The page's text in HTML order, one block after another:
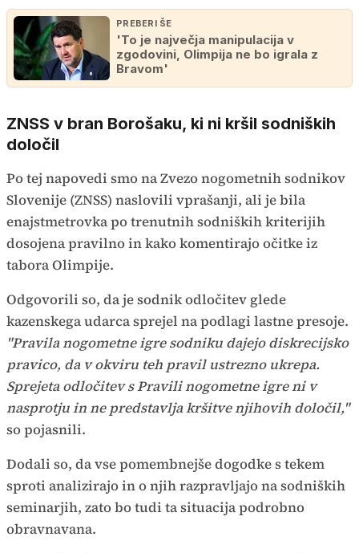
PREBERI ŠE
'To je največja manipulacija v
zgodovini, Olimpija ne bo igrala z
Bravom'
ZNSS v bran Borošaku, ki ni kršil sodniških
določil
Po tej napovedi smo na Zvezo nogometnih sodnikov
Slovenije (ZNSS) naslovili vprašanji, ali je bila
enajstmetrovka po trenutnih sodniških kriterijih
dosojena pravilno in kako komentirajo očitke iz
tabora Olimpije.
Odgovorili so, da je sodnik odločitev glede
kazenskega udarca sprejel na podlagi lastne presoje.
"Pravila nogometne igre sodniku dajejo diskrecijsko
pravico, da v okviru teh pravil ustrezno ukrepa.
Sprejeta odločitev s Pravili nogometne igre ni v
nasprotju in ne predstavlja kršitve njihovih določil,"
so pojasnili.
Dodali so, da vse pomembnejše dogodke s tekem
sproti analizirajo in o njih razpravljajo na sodniških
seminarjih, zato bo tudi ta situacija podrobno
obravnavana.